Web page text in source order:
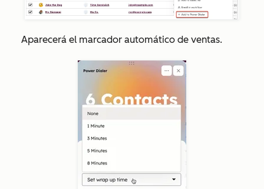
Aparecerá el marcador automático de ventas.